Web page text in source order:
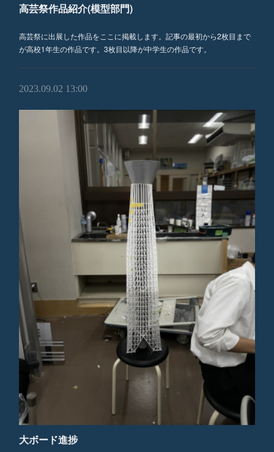
高芸祭作品紹介(模型部門)
高芸祭に出展した作品をここに掲載します。記事の最初から2枚目まで
が高校1年生の作品です。3枚目以降が中学生の作品です。
2023.09.02 13:00
大ボード進捗